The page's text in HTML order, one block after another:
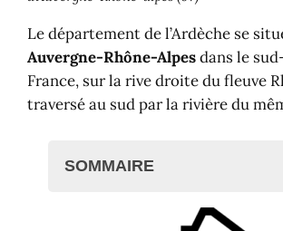
Le département de l’Ardèche se
Auvergne-Rhône-Alpesdans le
France, sur la rive droite du fleuve
traversé au sud par la rivière du
SOMMAIRE